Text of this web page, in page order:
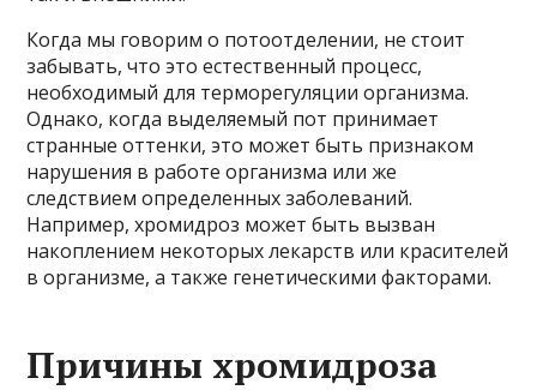
Когда мы говорим о потоотделении, не стоит
забывать, что это естественный процесс,
необходимый для терморегуляции организма.
Однако, когда выделяемый пот принимает
странные оттенки, это может быть признаком
нарушения в работе организма или же
следствием определенных заболеваний.
Например, хромидроз может быть вызван
накоплением некоторых лекарств или красителей
в организме, а также генетическими факторами.
Причины хромидроза